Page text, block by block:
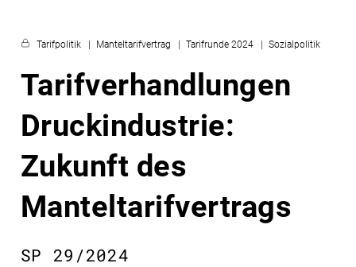
Tarifpolitik Manteltarifvertrag Tarifrunde 2024 Sozialpolitik
Tarifverhandlungen
Druckindustrie:
Zukunft des
Manteltarifvertrags
SP 29/2024